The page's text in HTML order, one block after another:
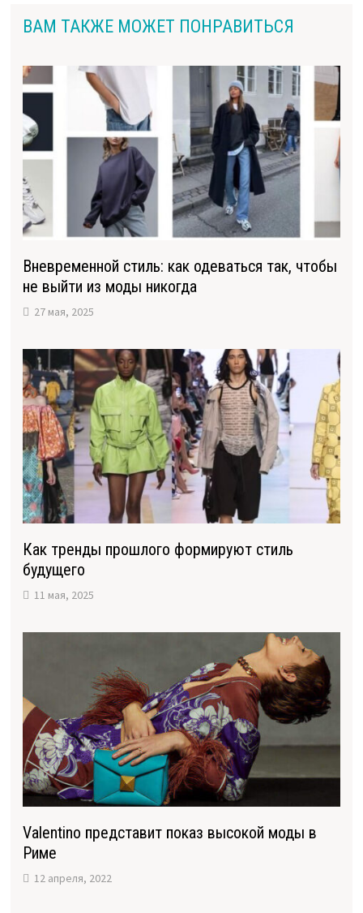
ВАМ ТАКЖЕ МОЖЕТ ПОНРАВИТЬСЯ
Вневременной стиль: как одеваться так, чтобы
не выйти из моды никогда
27 мая, 2025
Как тренды прошлого формируют стиль
будущего
11 мая, 2025
Valentino представит показ высокой моды в
Риме
12 апреля, 2022